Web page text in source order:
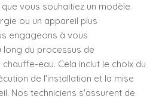
vous souhaitiez un modèle
ou un appareil plus
engageons à vous
du processus de
eau. Cela inclut le choix du
de l'installation et la mise
Nos techniciens s'assurent de